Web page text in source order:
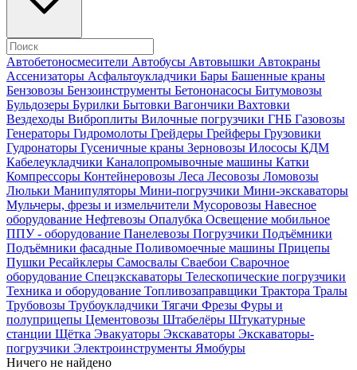
Автобетоносмесители Автобусы Автовышки Автокраны
Ассенизаторы Асфальтоукладчики Бары Башенные краны
Бензовозы Бензоинструменты Бетононасосы Битумовозы
Бульдозеры Бурилки Бытовки Вагончики Вахтовки
Вездеходы Виброплиты Вилочные погрузчики ГНБ Газовозы
Генераторы Гидромолоты Грейдеры Грейферы Грузовики
Гудронаторы Гусеничные краны Зерновозы Илососы КДМ
Кабелеукладчики Каналопромывочные машины Катки
Компрессоры Контейнеровозы Леса Лесовозы Ломовозы
Люльки Манипуляторы Мини-погрузчики Мини-экскаваторы
Мульчеры, фрезы и измельчители Мусоровозы Навесное
оборудование Нефтевозы Опалубка Освещение мобильное
ППУ - оборудование Панелевозы Погрузчики Подъёмники
Подъёмники фасадные Поливомоечные машины Прицепы
Пушки Ресайклеры Самосвалы Сваебои Сварочное
оборудование Спецэкскаваторы Телескопические погрузчики
Техника и оборудование Топливозаправщики Трактора Тралы
Трубовозы Трубоукладчики Тягачи Фрезы Фуры и
полуприцепы Цементовозы Штабелёры Штукатурные
станции Щётка Эвакуаторы Экскаваторы Экскаваторы-
погрузчики Электроинструменты Ямобуры
Ничего не найдено